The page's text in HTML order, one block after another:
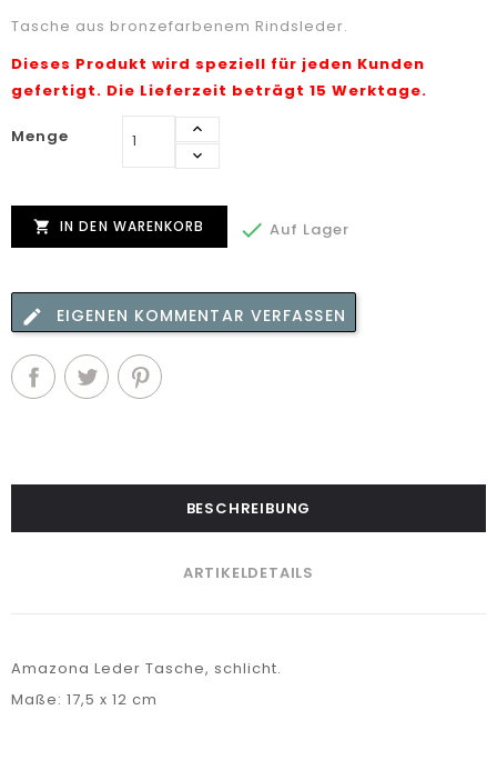
Tasche aus bronzefarbenem Rindsleder.
Dieses Produkt wird speziell für jeden Kunden
gefertigt. Die Lieferzeit beträgt 15 Werktage.
Menge
 IN DEN WARENKORB  Auf Lager
EIGENEN KOMMENTAR VERFASSEN
BESCHREIBUNG
ARTIKELDETAILS
Amazona Leder Tasche, schlicht.
Maße: 17,5 x 12 cm